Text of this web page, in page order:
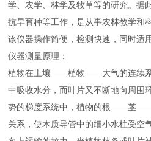
学、农学、林学及牧草等的研究。据
抗旱育种等工作，是从事农林教学和
该仪器操作简便，检测快速，同时适
仪器测量原理：
植物在土壤——植物——大气的连续系
中吸收水分，而叶片又不断地向周围
势的梯度系统中，植物的根——茎——
关系，使木质导管中的细小水柱受空